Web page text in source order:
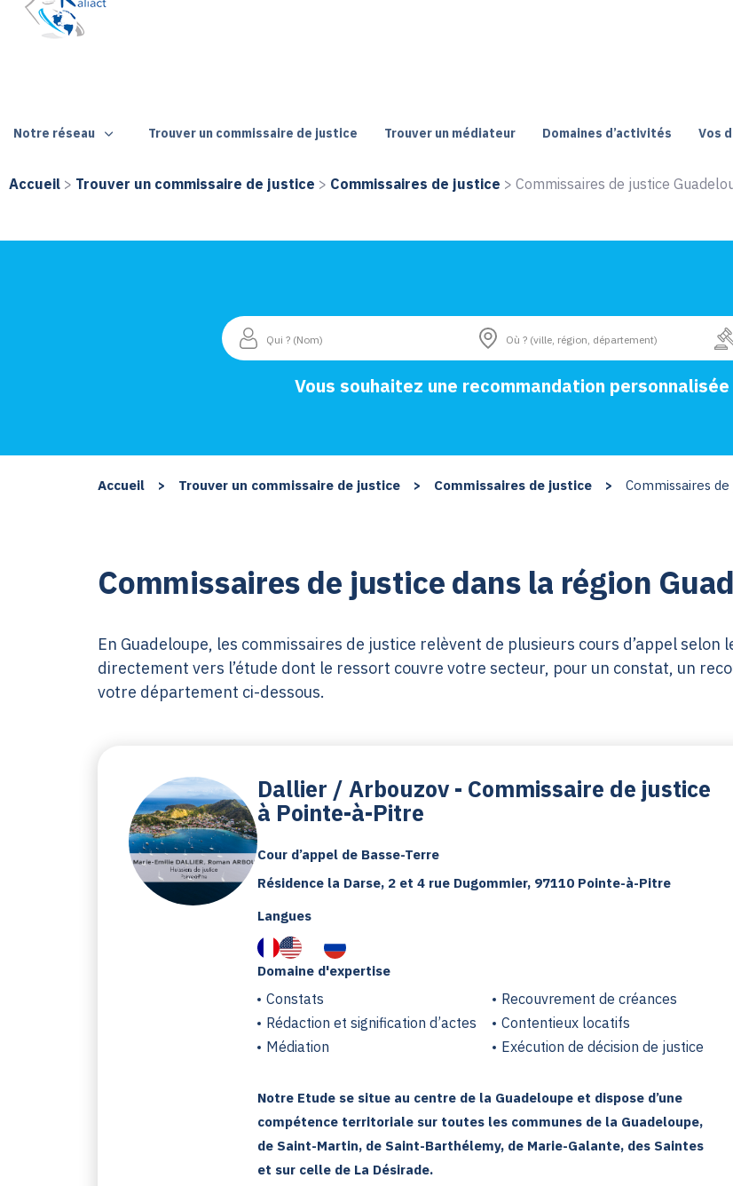
Notre réseau Trouver un commissaire de justice Trouver un médiateur Domaines d’activités Vos
Accueil > Trouver un commissaire de justice > Commissaires de justice > Commissaires de justice
Vous souhaitez une recommandation
Accueil > Trouver un commissaire de justice > Commissaires de justice > Commissaires
Commissaires de justice dans la région
En Guadeloupe, les commissaires de justice relèvent de plusieurs cours d’appel
directement vers l’étude dont le ressort couvre votre secteur, pour un constat, un
votre département ci-dessous.
Dallier / Arbouzov - Commissaire de justice
à Pointe-à-Pitre
Cour d’appel de Basse-Terre
Résidence la Darse, 2 et 4 rue Dugommier, 97110 Pointe-à-Pitre
Domaine d'expertise
Constats
Recouvrement de créances
Rédaction et signification d’actes
Contentieux locatifs
Médiation
Exécution de décision de justice
Langues
Notre Etude se situe au centre de la Guadeloupe et dispose d’une
compétence territoriale sur toutes les communes de la Guadeloupe,
de Saint-Martin, de Saint-Barthélemy, de Marie-Galante, des Saintes
et sur celle de La Désirade.